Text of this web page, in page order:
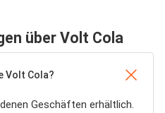
über Volt Cola
Volt Cola?
Geschäften erhältlich.